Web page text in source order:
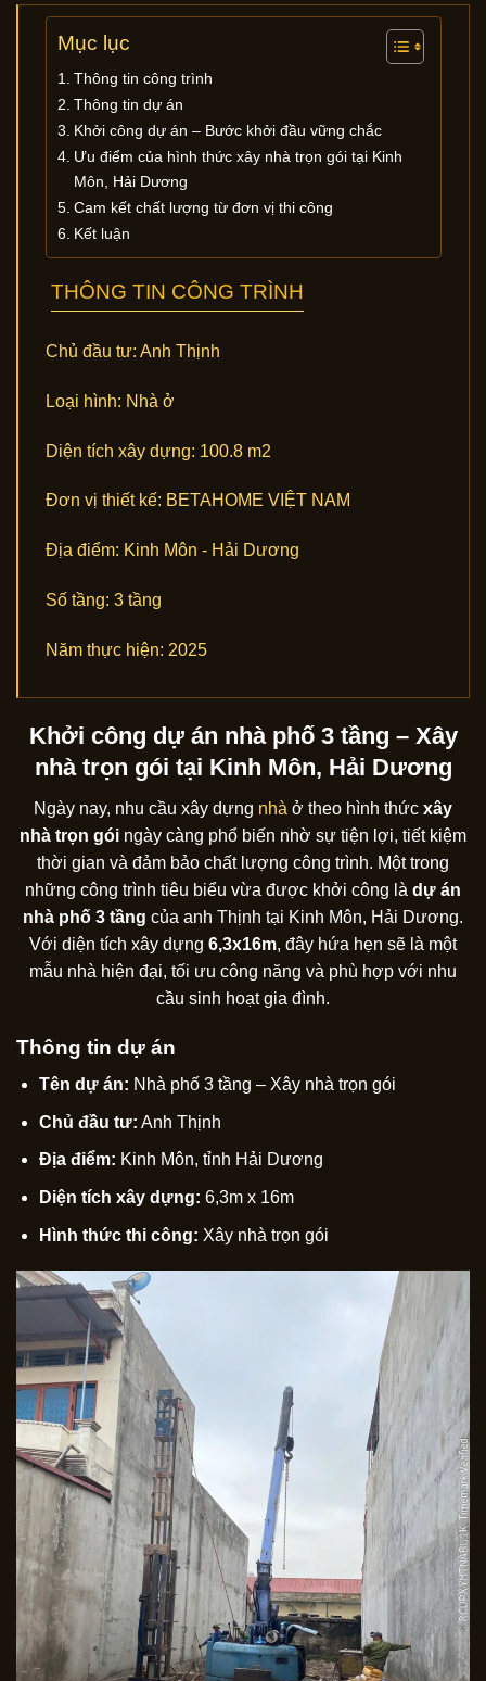
Mục lục
Thông tin công trình
Thông tin dự án
Khởi công dự án – Bước khởi đầu vững chắc
Ưu điểm của hình thức xây nhà trọn gói tại Kinh
Môn, Hải Dương
Cam kết chất lượng từ đơn vị thi công
Kết luận
THÔNG TIN CÔNG TRÌNH
Chủ đầu tư: Anh Thịnh
Loại hình: Nhà ở
Diện tích xây dựng: 100.8 m2
Đơn vị thiết kế: BETAHOME VIỆT NAM
Địa điểm: Kinh Môn - Hải Dương
Số tầng: 3 tầng
Năm thực hiện: 2025
Khởi công dự án nhà phố 3 tầng – Xây
nhà trọn gói tại Kinh Môn, Hải Dương
Ngày nay, nhu cầu xây dựng nhà ở theo hình thức xây
nhà trọn gói ngày càng phổ biến nhờ sự tiện lợi, tiết kiệm
thời gian và đảm bảo chất lượng công trình. Một trong
những công trình tiêu biểu vừa được khởi công là dự án
nhà phố 3 tầng của anh Thịnh tại Kinh Môn, Hải Dương.
Với diện tích xây dựng 6,3x16m, đây hứa hẹn sẽ là một
mẫu nhà hiện đại, tối ưu công năng và phù hợp với nhu
cầu sinh hoạt gia đình.
Thông tin dự án
Tên dự án: Nhà phố 3 tầng – Xây nhà trọn gói
Chủ đầu tư: Anh Thịnh
Địa điểm: Kinh Môn, tỉnh Hải Dương
Diện tích xây dựng: 6,3m x 16m
Hình thức thi công: Xây nhà trọn gói